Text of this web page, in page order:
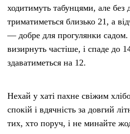
ходитимуть табунцями, але без
триматиметься близько 21, а
— добре для прогулянки садом.
визирнуть частіше, і спаде до
здаватиметься на 12.
Нехай у хаті пахне свіжим
спокій і вдячність за довгий
тих, хто поруч, і не минайте